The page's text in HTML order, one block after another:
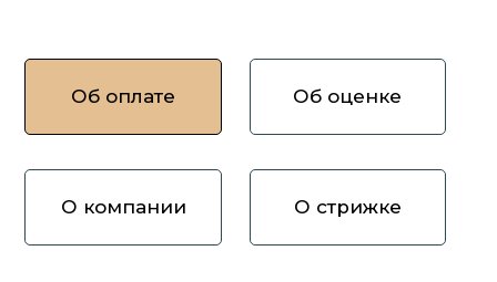
Об оплате Об оценке
О компании О стрижке